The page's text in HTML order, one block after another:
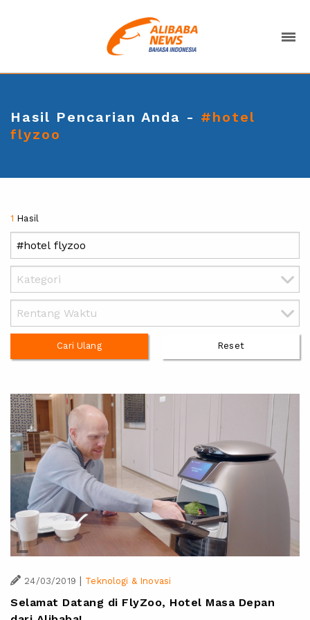
Hasil Pencarian Anda - #hotel
flyzoo
1 Hasil
Cari Ulang Reset
24/03/2019 | Teknologi & Inovasi
Selamat Datang di FlyZoo, Hotel Masa Depan